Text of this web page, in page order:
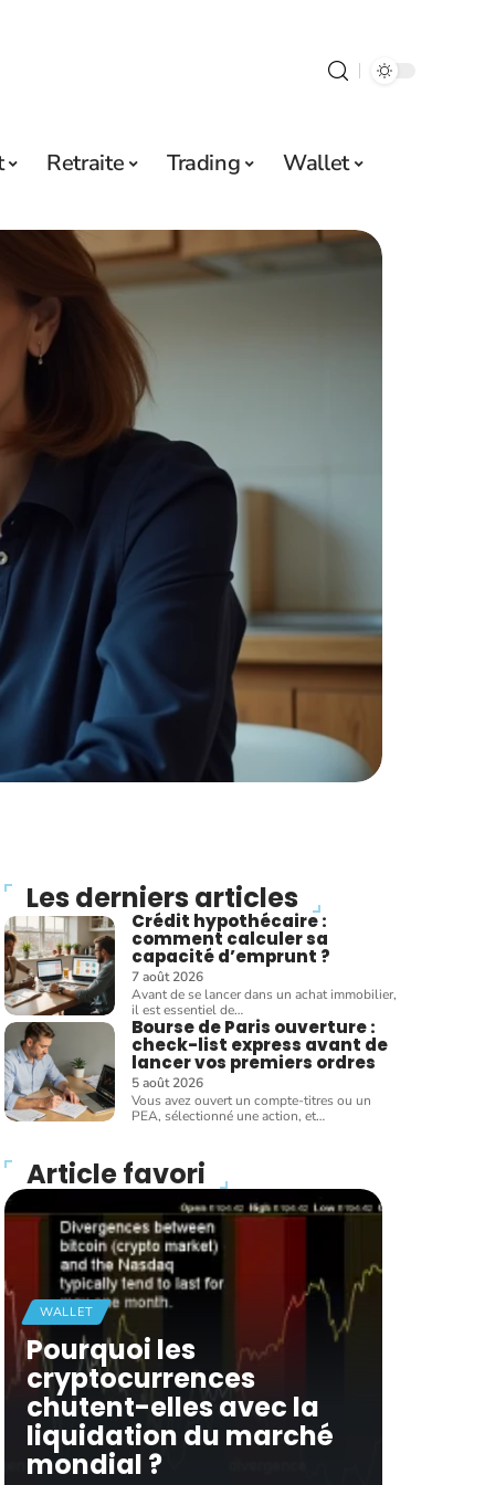
Retraite Trading Wallet
Les derniers articles
Crédit hypothécaire :
comment calculer sa
capacité d’emprunt ?
7 août 2026
Avant de se lancer dans un achat immobilier,
il est essentiel de…
Bourse de Paris ouverture :
check-list express avant de
lancer vos premiers ordres
5 août 2026
Vous avez ouvert un compte-titres ou un
PEA, sélectionné une action, et…
Article favori
WALLET
Pourquoi les
cryptocurrences
chutent-elles avec la
liquidation du marché
mondial ?